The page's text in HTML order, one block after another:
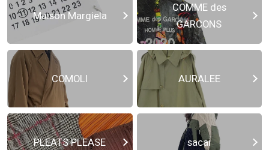
Maison Margiela
COMME des
GARCONS
COMOLI AURALEE
PLEATS PLEASE sacai